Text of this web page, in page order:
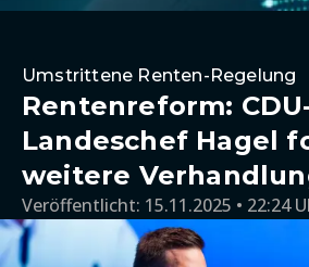
Umstrittene Renten-Regelung
Rentenreform:
Landeschef Hagel
weitere
Veröffentlicht: 15.11.2025 • 22:24